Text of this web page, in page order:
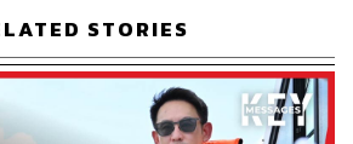
มูลค่าลงทุน 430 ล้านบาท บนพื้นที่รวม
งอยู่ในย่านวงศ์อมาตย์ พัฒนาในรูปแบบ
ภายในโครงการกว่า 80% จะเปิดเป็น
เปอร์มาร์เกต เพื่อสร้างประสบการณ์
ใจสำคัญในการดึงดูดผู้ใช้บริการ เพิ่ม
STORIES